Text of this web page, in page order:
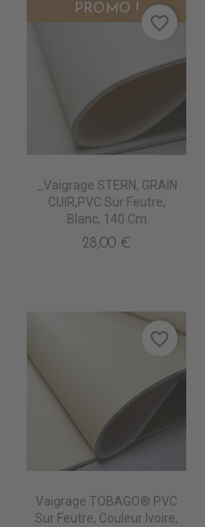
_Vaigrage STERN, GRAIN
CUIR,PVC Sur Feutre,
Blanc, 140 Cm
28,00 €
PROMO !
favorite_border
Vaigrage TOBAGO® PVC
Sur Feutre, Couleur Ivoire,
favorite_border